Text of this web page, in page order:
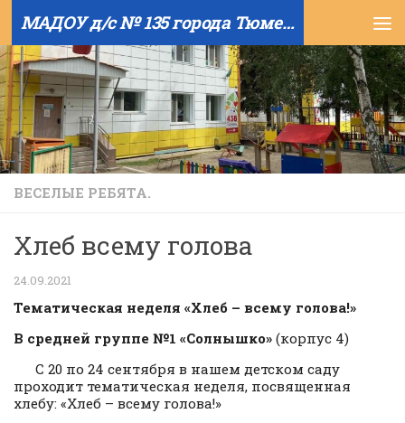
Skip to content МАДОУ д/с № 135 города Тюмени
ВЕСЕЛЫЕ РЕБЯТА.
Хлеб всему голова
24.09.2021
Тематическая неделя «Хлеб – всему голова!»
В средней группе №1 «Солнышко» (корпус 4)
С 20 по 24 сентября в нашем детском саду
проходит тематическая неделя, посвященная
хлебу: «Хлеб – всему голова!»